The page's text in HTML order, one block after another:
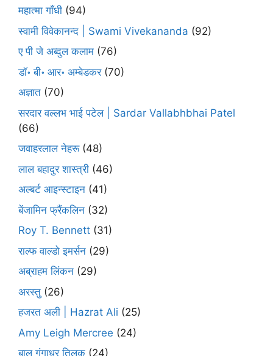
महात्मा गाँधी (94)
स्वामी विवेकानन्द | Swami Vivekananda (92)
ए पी जे अब्दुल कलाम (76)
डॉ॰ बी॰ आर॰ अम्बेडकर(70)
अज्ञात (70)
सरदार वल्लभ भाई पटेल | Sardar Vallabhbhai Patel
(66)
जवाहरलाल नेहरू(48)
लाल बहादुर शास्त्री (46)
अल्बर्ट आइन्स्टाइन (41)
बेंजामिन फ्रैंकलिन (32)
Roy T. Bennett (31)
राल्फ वाल्डो इमर्सन (29)
अब्राहम लिंकन (29)
अरस्तु (26)
हजरत अली | Hazrat Ali (25)
Amy Leigh Mercree (24)
बाल गंगाधर तिलक (24)